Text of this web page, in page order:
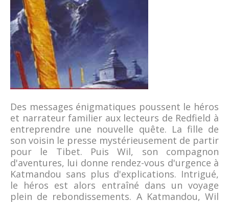
Des messages énigmatiques poussent le héros
et narrateur familier aux lecteurs de Redfield à
entreprendre une nouvelle quête. La fille de
son voisin le presse mystérieusement de partir
pour le Tibet. Puis Wil, son compagnon
d'aventures, lui donne rendez-vous d'urgence à
Katmandou sans plus d'explications. Intrigué,
le héros est alors entraîné dans un voyage
plein de rebondissements. A Katmandou, Wil